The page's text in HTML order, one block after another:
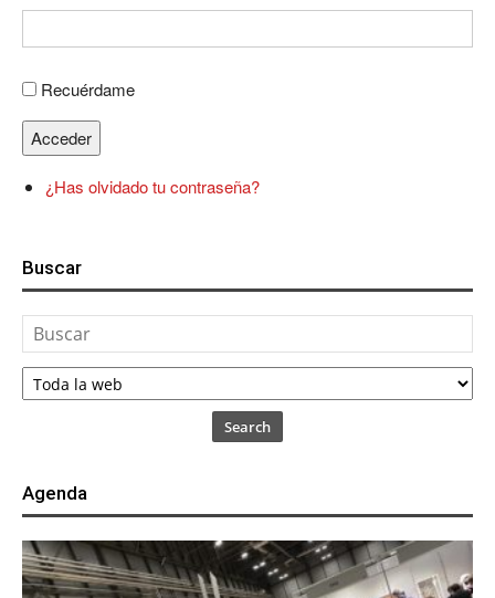
Recuérdame
Acceder
¿Has olvidado tu contraseña?
Buscar
Search
Agenda